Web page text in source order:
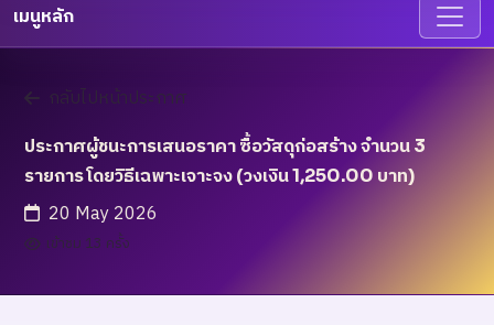
เมนูหลัก
กลับไปหน้าประกาศ
ประกาศผู้ชนะการเสนอราคา ซื้อวัสดุก่อสร้าง จำนวน 3
รายการ โดยวิธีเฉพาะเจาะจง (วงเงิน 1,250.00 บาท)
20 May 2026
เข้าชม 13 ครั้ง